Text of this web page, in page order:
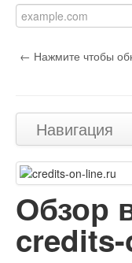
← Нажмите чтобы
Навигация
Наверх
Ссылки
Обзор